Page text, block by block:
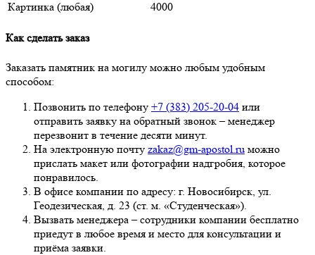
Картинка (любая)
4000
Как сделать заказ
Заказать памятник на могилу можно любым удобным
способом:
Позвонить по телефону +7 (383) 205-20-04 или
отправить заявку на обратный звонок – менеджер
перезвонит в течение десяти минут.
На электронную почту zakaz@gm-apostol.ru можно
прислать макет или фотографии надгробия, которое
понравилось.
В офисе компании по адресу: г. Новосибирск, ул.
Геодезическая, д. 23 (ст. м. «Студенческая»).
Вызвать менеджера – сотрудники компании бесплатно
приедут в любое время и место для консультации и
приёма заявки.